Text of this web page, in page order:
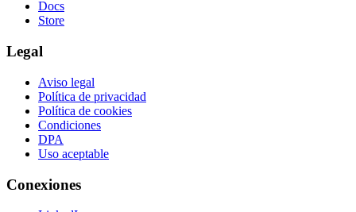
Docs
Store
Legal
Aviso legal
Política de privacidad
Política de cookies
Condiciones
DPA
Uso aceptable
Conexiones